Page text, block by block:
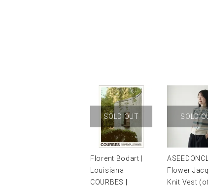
SOLD OUT
Florent Bodart |
Louisiana
COURBES |
SOLD
Flower
Knit Vest